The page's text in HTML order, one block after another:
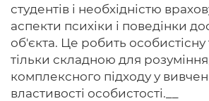
студентів і необхідністю
аспекти психіки і поведінки
об'єкта. Це робить
тільки складною для
комплексного підходу у
властивості особистості.__